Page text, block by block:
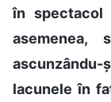
în spectacol
lacunele în